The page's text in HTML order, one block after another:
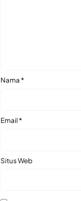
Nama*
Email*
Situs Web